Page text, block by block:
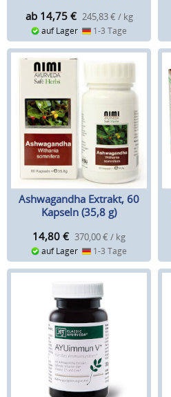
ab 14,75 € 245,83 € / kg
auf Lager 1-3 Tage
Ashwagandha Extrakt, 60
Kapseln (35,8 g)
14,80 € 370,00 € / kg
auf Lager 1-3 Tage